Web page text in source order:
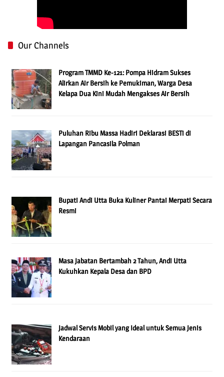
Our Channels
Program TMMD Ke-121: Pompa Hidram Sukses
Alirkan Air Bersih ke Pemukiman, Warga Desa
Kelapa Dua Kini Mudah Mengakses Air Bersih
Puluhan Ribu Massa Hadiri Deklarasi BESTi di
Lapangan Pancasila Polman
Bupati Andi Utta Buka Kuliner Pantai Merpati Secara
Resmi
Masa Jabatan Bertambah 2 Tahun, Andi Utta
Kukuhkan Kepala Desa dan BPD
Jadwal Servis Mobil yang Ideal untuk Semua Jenis
Kendaraan